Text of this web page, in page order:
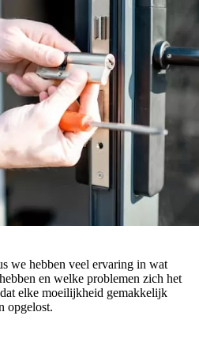
we hebben veel ervaring in wat
en welke problemen zich het
elke moeilijkheid gemakkelijk
opgelost.